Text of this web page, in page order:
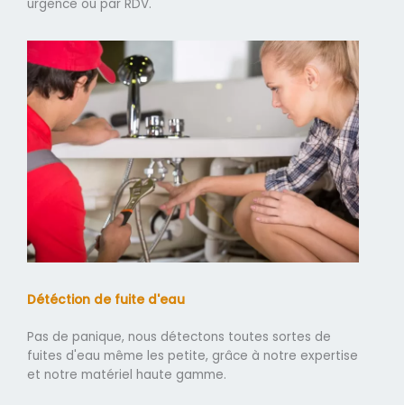
urgence ou par RDV.
Détéction de fuite d'eau
Pas de panique, nous détectons toutes sortes de
fuites d'eau même les petite, grâce à notre expertise
et notre matériel haute gamme.